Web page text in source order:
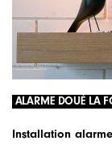
ALARME DOUÉ LA
Installation